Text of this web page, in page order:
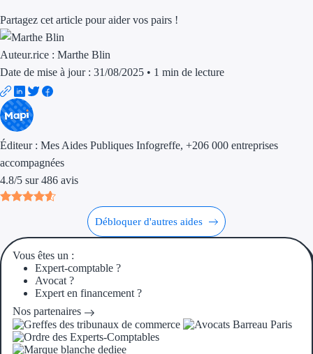
Aides Région Île-
Aides Région
Aides Région
Outre-mer
Partagez cet article pour aider vos pairs !
Auteur.rice : Marthe Blin
Date de mise à jour : 31/08/2025 • 1 min de lecture
Éditeur : Mes Aides Publiques Infogreffe, +206 000 entreprises
accompagnées
4.8/5 sur 486 avis
Débloquer d'autres aides
Vous êtes un :
Expert-comptable ?
Avocat ?
Expert en financement ?
Nos partenaires